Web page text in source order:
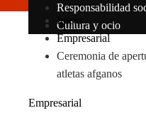
Responsabilidad
Cultura y ocio
Inicio
Empresarial
Ceremonia de
atletas afganos
Empresarial